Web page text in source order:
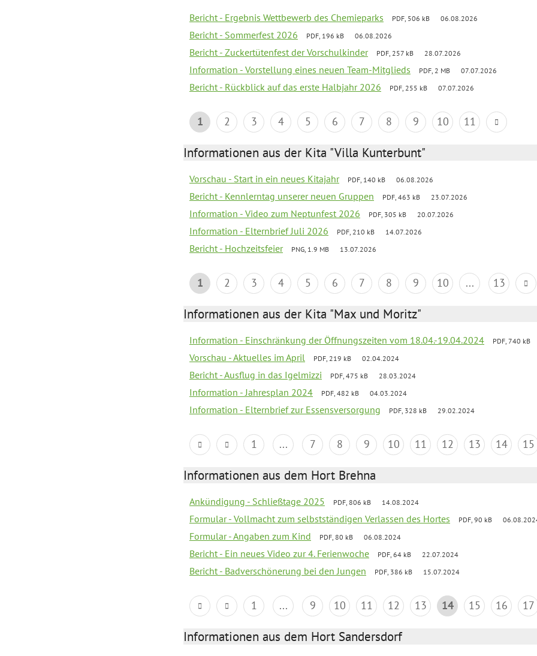
Bericht - Ergebnis Wettbewerb des Chemieparks PDF, 506 kB 06.08.2026
Bericht - Sommerfest 2026 PDF, 196 kB 06.08.2026
Bericht - Zuckertütenfest der Vorschulkinder PDF, 257 kB 28.07.2026
Information - Vorstellung eines neuen Team-Mitglieds PDF, 2 MB 07.07.2026
Bericht - Rückblick auf das erste Halbjahr 2026 PDF, 255 kB 07.07.2026
1 2 3 4 5 6 7 8 9 10 11
Informationen aus der Kita "Villa Kunterbunt"
Vorschau - Start in ein neues Kitajahr PDF, 140 kB 06.08.2026
Bericht - Kennlerntag unserer neuen Gruppen PDF, 463 kB 23.07.2026
Information - Video zum Neptunfest 2026 PDF, 305 kB 20.07.2026
Information - Elternbrief Juli 2026 PDF, 210 kB 14.07.2026
Bericht - Hochzeitsfeier PNG, 1.9 MB 13.07.2026
1 2 3 4 5 6 7 8 9 10 ... 13
Informationen aus der Kita "Max und Moritz"
Information - Einschränkung der Öffnungszeiten vom 18.04.-19.04.2024 PDF, 740 kB
Vorschau - Aktuelles im April PDF, 219 kB 02.04.2024
Bericht - Ausflug in das Igelmizzi PDF, 475 kB 28.03.2024
Information - Jahresplan 2024 PDF, 482 kB 04.03.2024
Information - Elternbrief zur Essensversorgung PDF, 328 kB 29.02.2024
1 ... 7 8 9 10 11 12 13 14 15
Informationen aus dem Hort Brehna
Ankündigung - Schließtage 2025 PDF, 806 kB 14.08.2024
Formular - Vollmacht zum selbstständigen Verlassen des Hortes PDF, 90 kB
Formular - Angaben zum Kind PDF, 80 kB 06.08.2024
Bericht - Ein neues Video zur 4. Ferienwoche PDF, 64 kB 22.07.2024
Bericht - Badverschönerung bei den Jungen PDF, 386 kB 15.07.2024
1 ... 9 10 11 12 13 14 15 16 17
Informationen aus dem Hort Sandersdorf